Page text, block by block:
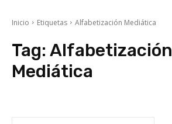
Inicio Etiquetas Alfabetización Mediática
Tag: Alfabetización
Mediática